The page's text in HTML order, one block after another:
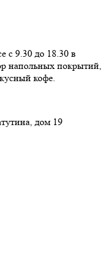
с 9.30 до 18.30 в
напольных покрытий,
кофе.
дом 19